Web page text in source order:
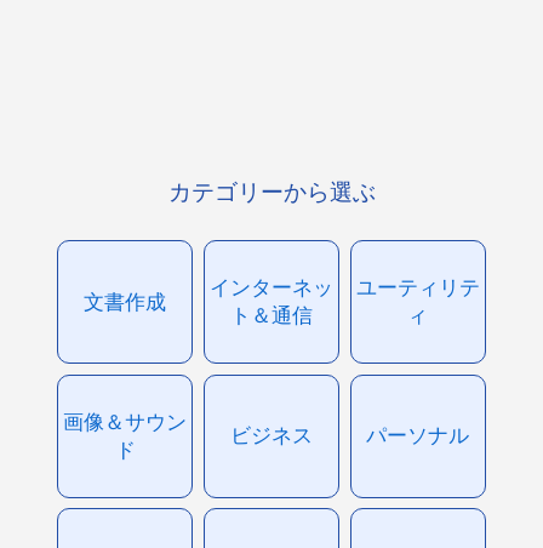
カテゴリーから選ぶ
文書作成
インターネッ
ト＆通信
ユーティリテ
ィ
画像＆サウン
ド
ビジネス パーソナル